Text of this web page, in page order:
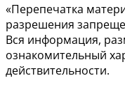
«Перепечатка
разрешения
Вся информация,
ознакомительный
действительности.